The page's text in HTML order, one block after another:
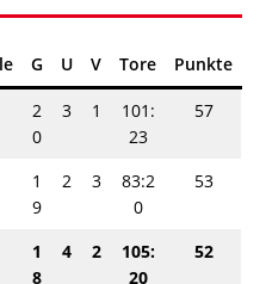
G U V Tore Punkte
2
0
3 1
101:
23
57
1
9
2 3
83:2
0
53
1
8
4 2
105:
20
52